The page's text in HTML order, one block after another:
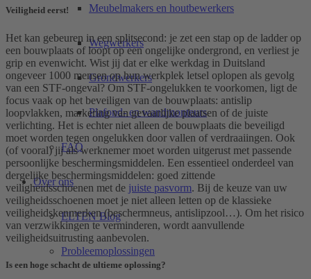
Meubelmakers en houtbewerkers
Wegwerkers
Grondwerkers
Plafond- en wandmonteurs
FAQ
Over ons
ELTEN Blog
Probleemoplossingen
Veiligheid eerst!
Het kan gebeuren in een splitsecond: je zet een stap op de ladder op
een bouwplaats of loopt op een ongelijke ondergrond, en verliest je
grip en evenwicht. Wist jij dat er elke werkdag in Duitsland
ongeveer 1000 mensen op hun werkplek letsel oplopen als gevolg
van een STF-ongeval? Om STF-ongelukken te voorkomen, ligt de
focus vaak op het beveiligen van de bouwplaats: antislip
loopvlakken, markering van gevaarlijke plaatsen of de juiste
verlichting. Het is echter niet alleen de bouwplaats die beveiligd
moet worden tegen ongelukken door vallen of verdraaiingen. Ook
(of vooral) jij als werknemer moet worden uitgerust met passende
persoonlijke beschermingsmiddelen. Een essentieel onderdeel van
dergelijke beschermingsmiddelen: goed zittende
veiligheidsschoenen met de juiste pasvorm. Bij de keuze van uw
veiligheidsschoenen moet je niet alleen letten op de klassieke
veiligheidskenmerken (beschermneus, antislipzool…). Om het risico
van verzwikkingen te verminderen, wordt aanvullende
veiligheidsuitrusting aanbevolen.
Is een hoge schacht de ultieme oplossing?